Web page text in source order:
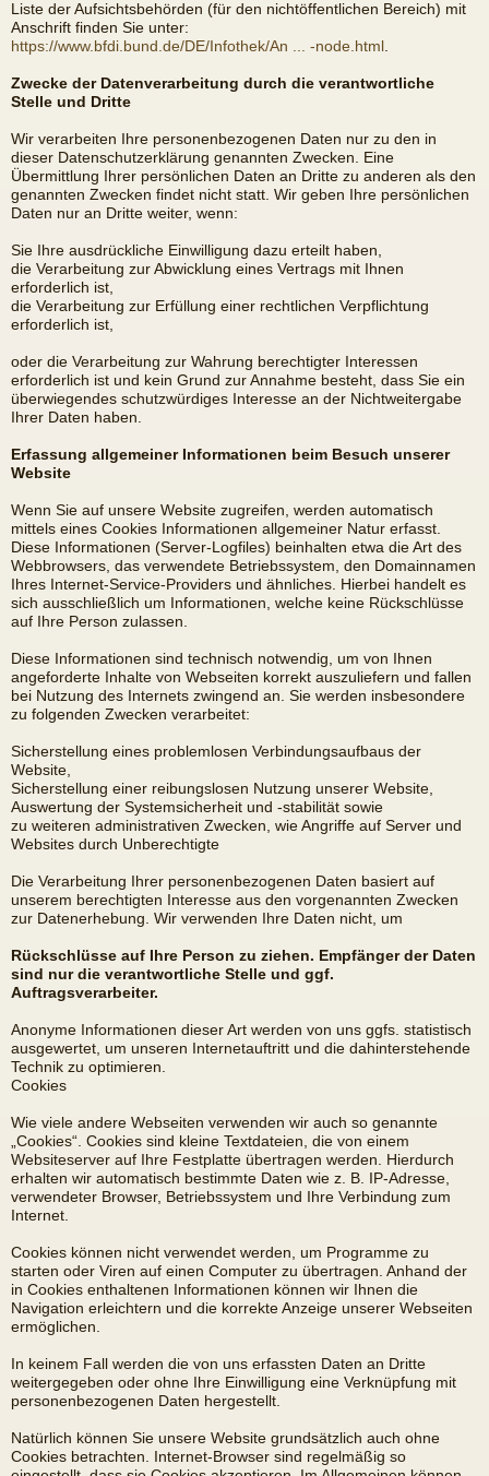
Liste der Aufsichtsbehörden (für den nichtöffentlichen Bereich) mit
Anschrift finden Sie unter:
https://www.bfdi.bund.de/DE/Infothek/An ... -node.html .
Zwecke der Datenverarbeitung durch die verantwortliche
Stelle und Dritte
Wir verarbeiten Ihre personenbezogenen Daten nur zu den in
dieser Datenschutzerklärung genannten Zwecken. Eine
Übermittlung Ihrer persönlichen Daten an Dritte zu anderen als den
genannten Zwecken findet nicht statt. Wir geben Ihre persönlichen
Daten nur an Dritte weiter, wenn:
Sie Ihre ausdrückliche Einwilligung dazu erteilt haben,
die Verarbeitung zur Abwicklung eines Vertrags mit Ihnen
erforderlich ist,
die Verarbeitung zur Erfüllung einer rechtlichen Verpflichtung
erforderlich ist,
oder die Verarbeitung zur Wahrung berechtigter Interessen
erforderlich ist und kein Grund zur Annahme besteht, dass Sie ein
überwiegendes schutzwürdiges Interesse an der Nichtweitergabe
Ihrer Daten haben.
Erfassung allgemeiner Informationen beim Besuch unserer
Website
Wenn Sie auf unsere Website zugreifen, werden automatisch
mittels eines Cookies Informationen allgemeiner Natur erfasst.
Diese Informationen (Server-Logfiles) beinhalten etwa die Art des
Webbrowsers, das verwendete Betriebssystem, den Domainnamen
Ihres Internet-Service-Providers und ähnliches. Hierbei handelt es
sich ausschließlich um Informationen, welche keine Rückschlüsse
auf Ihre Person zulassen.
Diese Informationen sind technisch notwendig, um von Ihnen
angeforderte Inhalte von Webseiten korrekt auszuliefern und fallen
bei Nutzung des Internets zwingend an. Sie werden insbesondere
zu folgenden Zwecken verarbeitet:
Sicherstellung eines problemlosen Verbindungsaufbaus der
Website,
Sicherstellung einer reibungslosen Nutzung unserer Website,
Auswertung der Systemsicherheit und -stabilität sowie
zu weiteren administrativen Zwecken, wie Angriffe auf Server und
Websites durch Unberechtigte
Die Verarbeitung Ihrer personenbezogenen Daten basiert auf
unserem berechtigten Interesse aus den vorgenannten Zwecken
zur Datenerhebung. Wir verwenden Ihre Daten nicht, um
Rückschlüsse auf Ihre Person zu ziehen. Empfänger der Daten
sind nur die verantwortliche Stelle und ggf.
Auftragsverarbeiter.
Anonyme Informationen dieser Art werden von uns ggfs. statistisch
ausgewertet, um unseren Internetauftritt und die dahinterstehende
Technik zu optimieren.
Cookies
Wie viele andere Webseiten verwenden wir auch so genannte
„Cookies“. Cookies sind kleine Textdateien, die von einem
Websiteserver auf Ihre Festplatte übertragen werden. Hierdurch
erhalten wir automatisch bestimmte Daten wie z. B. IP-Adresse,
verwendeter Browser, Betriebssystem und Ihre Verbindung zum
Internet.
Cookies können nicht verwendet werden, um Programme zu
starten oder Viren auf einen Computer zu übertragen. Anhand der
in Cookies enthaltenen Informationen können wir Ihnen die
Navigation erleichtern und die korrekte Anzeige unserer Webseiten
ermöglichen.
In keinem Fall werden die von uns erfassten Daten an Dritte
weitergegeben oder ohne Ihre Einwilligung eine Verknüpfung mit
personenbezogenen Daten hergestellt.
Natürlich können Sie unsere Website grundsätzlich auch ohne
Cookies betrachten. Internet-Browser sind regelmäßig so